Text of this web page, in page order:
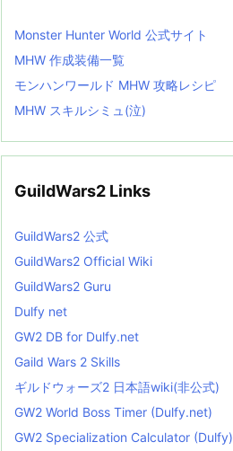
Monster Hunter World 公式サイト
MHW 作成装備一覧
モンハンワールド MHW 攻略レシピ
MHW スキルシミュ(泣)
GuildWars2 Links
GuildWars2 公式
GuildWars2 Official Wiki
GuildWars2 Guru
Dulfy net
GW2 DB for Dulfy.net
Gaild Wars 2 Skills
ギルドウォーズ2 日本語wiki(非公式)
GW2 World Boss Timer (Dulfy.net)
GW2 Specialization Calculator (Dulfy)